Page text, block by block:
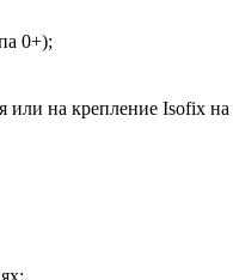
0+);
на крепление Isofix на